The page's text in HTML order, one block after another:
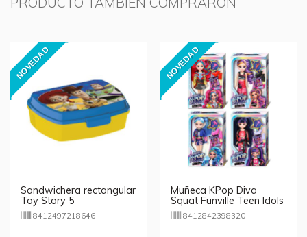
NOVEDAD
Sandwichera rectangular
Toy Story 5
8412497218646
NOVEDAD
Muñeca KPop Diva
Squat Funville Teen Idols
- modelos aleatorios
8412842398320